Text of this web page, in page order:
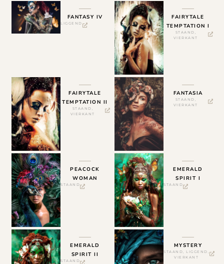
FANTASY IV
LIGGEND
FAIRYTALE
TEMPTATION I
STAAND ,
VIERKANT
FAIRYTALE
TEMPTATION II
STAAND ,
VIERKANT
FANTASIA
STAAND ,
VIERKANT
PEACOCK
WOMAN
STAAND
EMERALD
SPIRIT I
STAAND
EMERALD
SPIRIT II
STAAND
MYSTERY
STAAND, LIGGEND ,
VIERKANT